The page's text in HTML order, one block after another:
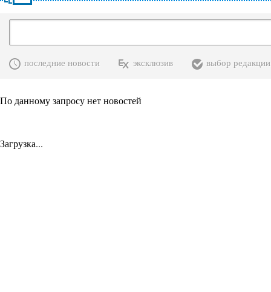
последние новости эксклюзив выбор редакции
По данному запросу нет новостей
Загрузка...